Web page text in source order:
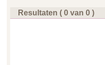
Resultaten ( 0 van 0 )